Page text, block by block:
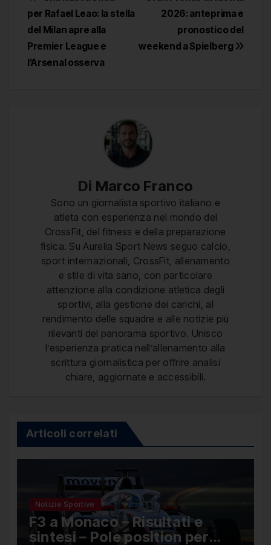
articoli
2026: anteprima e
pronostico del
weekend a Spielberg
per Rafael Leao: la stella
del Milan apre alla
Premier League e
l’Arsenal osserva
Di Marco Franco
Sono un giornalista sportivo italiano e
atleta con esperienza nel mondo del
CrossFit, del fitness e della preparazione
fisica. Su Aurelia Sport News seguo calcio,
sport internazionali, CrossFit, allenamento
e stile di vita sano, con particolare
attenzione alla condizione atletica degli
sportivi, alla gestione dei carichi, al
rendimento delle squadre e alle notizie più
rilevanti del panorama sportivo. Unisco
l’esperienza pratica nell’allenamento alla
scrittura giornalistica per offrire analisi
chiare, aggiornate e accessibili.
Articoli correlati
Notizie Sportive
F3 a Monaco – Risultati e
sintesi – Pole position per